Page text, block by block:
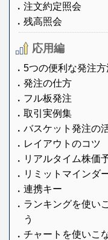
注文約定照会
残高照会
応用編
5つの便利な発注方
発注の仕方
フル板発注
取引実例集
バスケット発注の
レイアウトのコツ
リアルタイム株価
リミットマインダ
連携キー
ランキングを使い
う
チャートを使いこ